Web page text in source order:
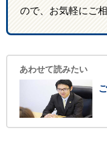
ので、お気軽にご
あわせて読みたい